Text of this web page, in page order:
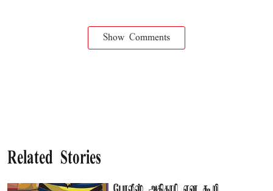
Show Comments
Related Stories